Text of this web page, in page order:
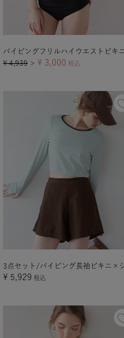
¥ 4,939 ＞ ¥ 3,000 税込
¥ 5,929 税込